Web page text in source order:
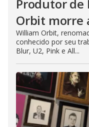
Produtor
Orbit morre
William Orbit,
conhecido por seu
Blur, U2, Pink e All...